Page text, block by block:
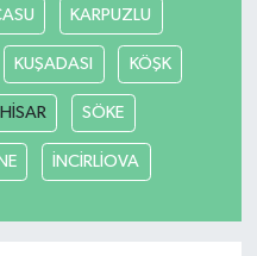
KARPUZLU
KUŞADASI KÖŞK
SÖKE
İNCİRLİOVA